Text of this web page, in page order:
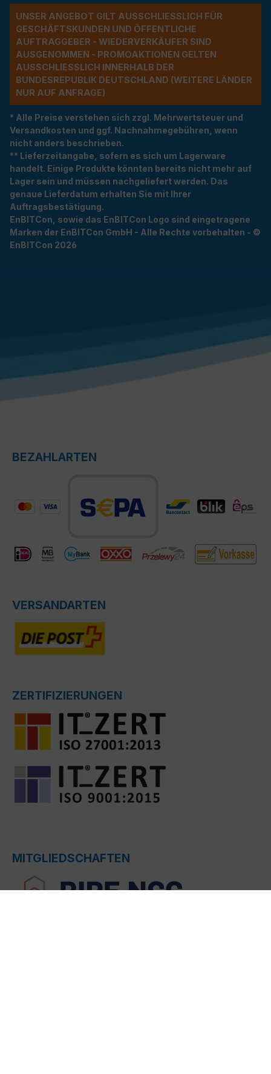
UNSER ANGEBOT GILT AUSSCHLIESSLICH FÜR G
ESCHÄFTSKUNDEN UND ÖFFENTLICHE A
UFTRAGGEBER - WIEDERVERKÄUFER SIND A
USGENOMMEN - PROMOAKTIONEN GELTEN A
USSCHLIESSLICH INNERHALB DER BU
NDESREPUBLIK DEUTSCHLAND (WEITERE LÄNDER NU
R AUF ANFRAGE)
* Alle Preise verstehen sich zzgl. Mehrwertsteuer und
Versandkosten und ggf. Nachnahmegebühren, wenn
nicht anders beschrieben.
** Lieferzeitangabe, sofern es sich um Lagerware
handelt. Einige Produkte könnten bereits nicht mehr auf
Lager sein und müssen nachgeliefert werden. Das
genaue Lieferdatum erhalten Sie mit Ihrer
Auftragsbestätigung.
EnBITCon, sowie das EnBITCon Logo sind eingetragene
Marken der EnBITCon GmbH - Alle Rechte vorbehalten - ©
EnBITCon 2026
BEZAHLARTEN
VERSANDARTEN
ZERTIFIZIERUNGEN
MITGLIEDSCHAFTEN